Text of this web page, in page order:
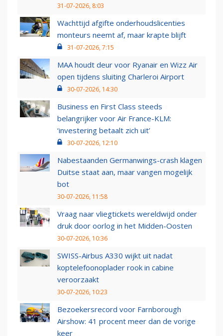
31-07-2026, 8:03
Wachttijd afgifte onderhoudslicenties
monteurs neemt af, maar krapte blijft
31-07-2026, 7:15
MAA houdt deur voor Ryanair en Wizz Air
open tijdens sluiting Charleroi Airport
30-07-2026, 14:30
Business en First Class steeds
belangrijker voor Air France-KLM:
‘investering betaalt zich uit’
30-07-2026, 12:10
Nabestaanden Germanwings-crash klagen
Duitse staat aan, maar vangen mogelijk
bot
30-07-2026, 11:58
Vraag naar vliegtickets wereldwijd onder
druk door oorlog in het Midden-Oosten
30-07-2026, 10:36
SWISS-Airbus A330 wijkt uit nadat
koptelefoonoplader rook in cabine
veroorzaakt
30-07-2026, 10:23
Bezoekersrecord voor Farnborough
Airshow: 41 procent meer dan de vorige
keer